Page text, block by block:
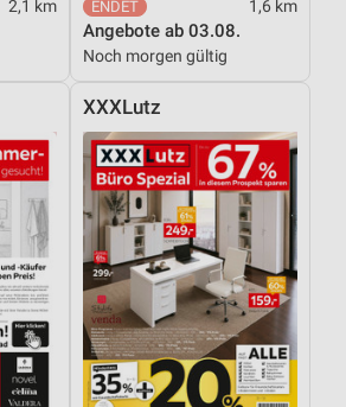
2,1 km 1,6 km
Angebote ab 03.08.
Noch morgen gültig
XXXLutz
der Angebote
Standortdaten
angeforderten